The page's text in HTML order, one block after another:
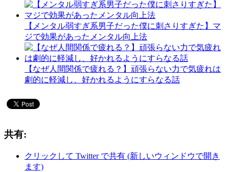
【メンタル弱すぎ系男子だった僕に刺さりすぎた】マ
ジで効果があったメンタル向上法
【なぜ人間関係で疲れる？】頑張らない力で気疲れは
劇的に軽減し、好かれるようにすらなる話
共有:
クリックして Twitter で共有 (新しいウィンドウで開き
ます)